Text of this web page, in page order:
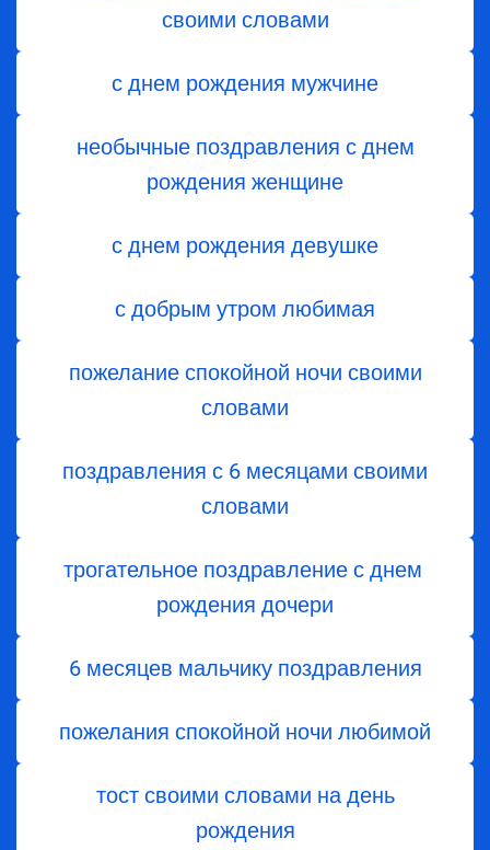
своими словами
с днем рождения мужчине
необычные поздравления с днем
рождения женщине
с днем рождения девушке
с добрым утром любимая
пожелание спокойной ночи своими
словами
поздравления с 6 месяцами своими
словами
трогательное поздравление с днем ​​
рождения дочери
6 месяцев мальчику поздравления
пожелания спокойной ночи любимой
тост своими словами на день
рождения